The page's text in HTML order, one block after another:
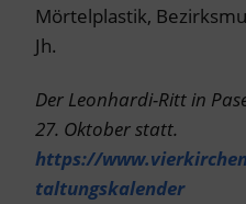
Mörtelplastik,
Jh.
Der Leonhardi-Ritt in
27. Oktober statt.
https://
taltungskalender